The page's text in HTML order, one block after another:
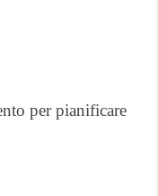
per pianificare